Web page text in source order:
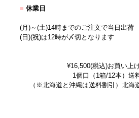
■ 休業日
(月)～(土)14時までのご注文で当日出荷
(日)(祝)は12時が〆切となります
¥16,500(税込)お買い上
1個口（1箱/12本）送
（※北海道と沖縄は送料割引）北海